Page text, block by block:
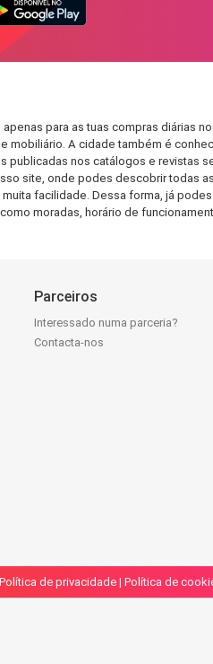
para as tuas compras diárias
A cidade também é
nos catálogos e revistas
site, onde podes descobrir todas
facilidade. Dessa forma, já
moradas, horário de
Parceiros
Interessado numa parceria?
Contacta-nos
Política de privacidade | Política de